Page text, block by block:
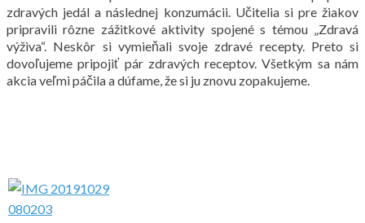
zdravých jedál a následnej konzumácii. Učitelia si pre žiakov
pripravili rôzne zážitkové aktivity spojené s témou „Zdravá
výživa“. Neskôr si vymieňali svoje zdravé recepty. Preto si
dovoľujeme pripojiť pár zdravých receptov. Všetkým sa nám
akcia veľmi páčila a dúfame, že si ju znovu zopakujeme.